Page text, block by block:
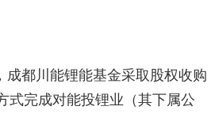
成都川能锂能基金采取股权收购
式完成对能投锂业（其下属公